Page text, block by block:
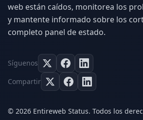
web están caídos, monitorea los
y mantente informado sobre los
completo panel de estado.
Síguenos
Compartir
© 2026 Entireweb Status. Todos los